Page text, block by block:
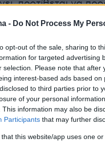
- Do Not Process My
opt-out of the sale, sharing to
for targeted advertising
selection. Please note that
interest-based ads based
to third parties prior to
of your personal
This information may also be
Participants that may further
that this website/app uses one
προτίθεται να
εκφράζοντας
του:
δικογραφία που
Εισαγγελία και
προβαίνω στην